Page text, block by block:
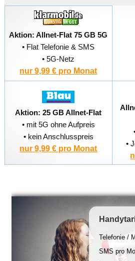
Aktion: Allnet-Flat 75 GB 5G
• Flat Telefonie & SMS
• 5G-Netz
nur 9,99 € pro Monat
Aktion: 25 GB Allnet-Flat
• mit 5G ohne Aufpreis
• kein Anschlusspreis
nur 9,99 € pro Monat
•
Telefonie /
SMS pro